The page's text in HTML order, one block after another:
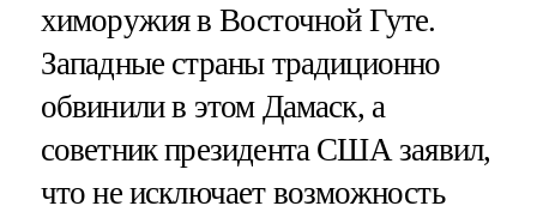
химоружия в Восточной Гуте.
Западные страны традиционно
обвинили в этом Дамаск, а
советник президента США заявил,
что не исключает возможность